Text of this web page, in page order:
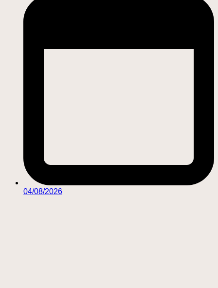
04/08/2026